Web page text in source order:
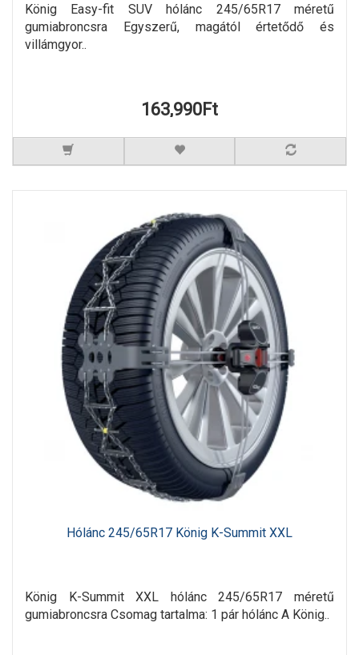
König Easy-fit SUV hólánc 245/65R17 méretű
gumiabroncsra Egyszerű, magától értetődő és
villámgyor..
163,990Ft
Hólánc 245/65R17 König K-Summit XXL
König K-Summit XXL hólánc 245/65R17 méretű
gumiabroncsra Csomag tartalma: 1 pár hólánc A König..